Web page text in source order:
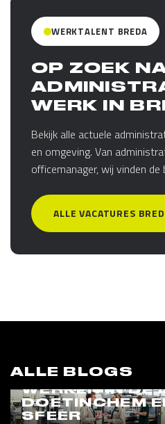
WERKTALENT BREDA
OP ZOEK
WERK IN
Bekijk alle actuele
en omgeving. Van
officemanager, wij vinden de
ALLE VACATURES
ALLE BLOGS
WERKEN IN DE
DOETINCHEM
SFEER